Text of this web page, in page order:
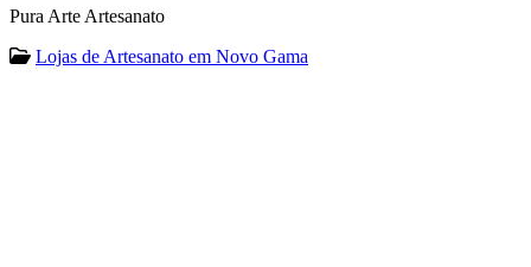
Pura Arte Artesanato
Lojas de Artesanato em Novo Gama